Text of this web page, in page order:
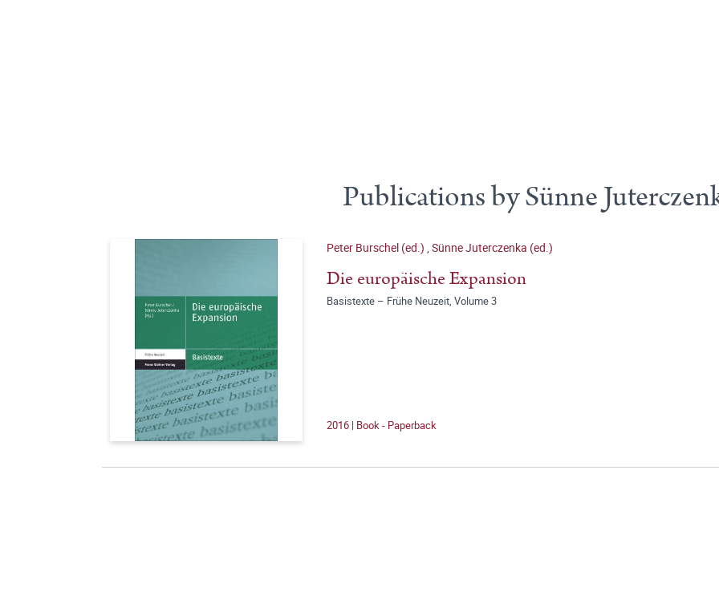
Publications by Sünne
Peter Burschel (ed.) ,Sünne Juterczenka (ed.)
Die europäische Expansion
Basistexte – Frühe Neuzeit, Volume 3
2016 | Book - Paperback